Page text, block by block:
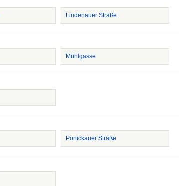
Lindenauer Straße
Mühlgasse
Ponickauer Straße